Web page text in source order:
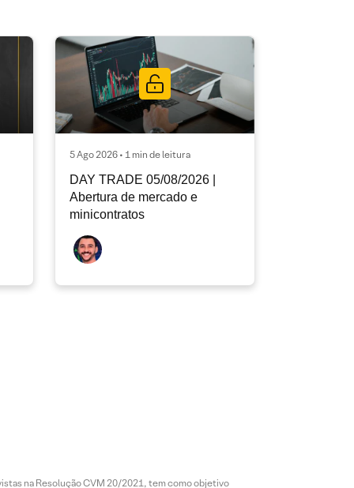
5 Ago 2026 • 1 min de leitura
DAY TRADE 05/08/2026 |
Abertura de mercado e
minicontratos
na Resolução CVM 20/2021, tem como objetivo